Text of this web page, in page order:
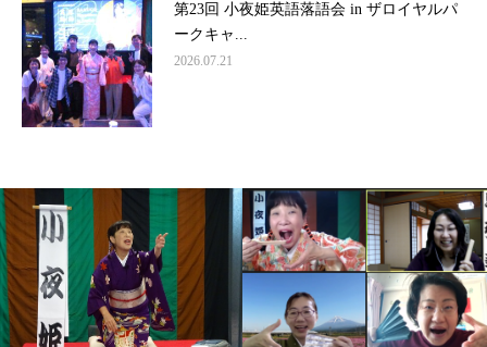
第23回 小夜姫英語落語会 in ザロイヤルパ
ークキャ...
2026.07.21